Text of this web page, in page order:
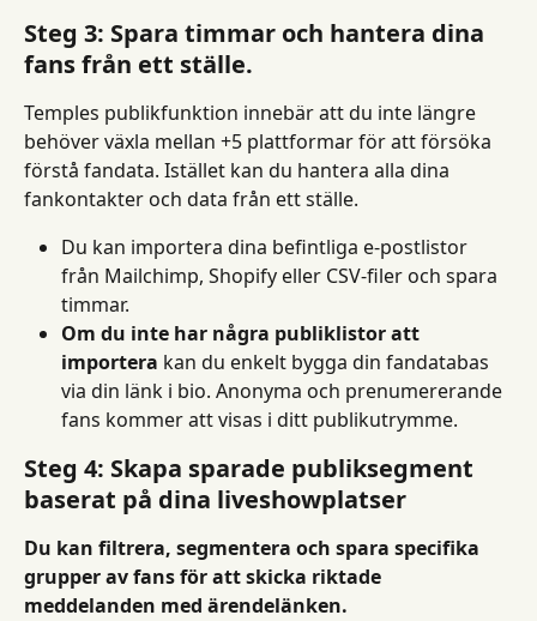
Steg 3: Spara timmar och hantera dina
fans från ett ställe.
Temples publikfunktion innebär att du inte längre
behöver växla mellan +5 plattformar för att försöka
förstå fandata. Istället kan du hantera alla dina
fankontakter och data från ett ställe.
Du kan importera dina befintliga e-postlistor
från Mailchimp, Shopify eller CSV-filer och spara
timmar.
Om du inte har några publiklistor att
importera kan du enkelt bygga din fandatabas
via din länk i bio. Anonyma och prenumererande
fans kommer att visas i ditt publikutrymme.
Steg 4: Skapa sparade publiksegment
baserat på dina liveshowplatser
Du kan filtrera, segmentera och spara specifika
grupper av fans för att skicka riktade
meddelanden med ärendelänken.